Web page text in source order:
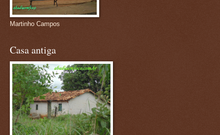
Martinho Campos
Casa antiga